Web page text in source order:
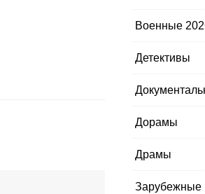
Военные
Детективы
Дорамы
Драмы
Зарубежные